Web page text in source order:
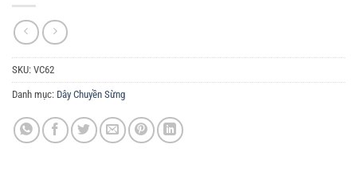
SKU: VC62
Danh mục: Dây Chuyền Sừng